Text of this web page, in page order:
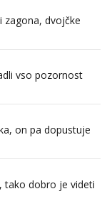
zagona, dvojčke
vso pozornost
on pa dopustuje
tako dobro je videti